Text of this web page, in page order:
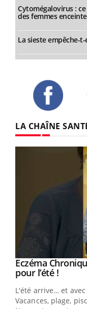
Cytomégalovirus :
des femmes
La sieste empêche-
LA CHAÎNE
Youtube
Eczéma
pour l’été !Youtube
L'été arrive… et
Vacances, plage,